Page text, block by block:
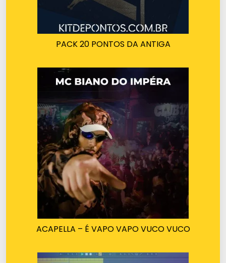
PACK 20 PONTOS DA ANTIGA
ACAPELLA – É VAPO VAPO VUCO VUCO